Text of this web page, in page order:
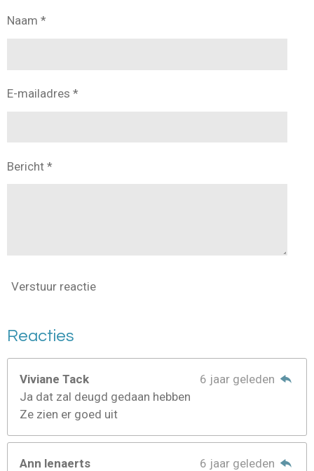
Naam *
E-mailadres *
Bericht *
Verstuur reactie
Reacties
Viviane Tack
6 jaar geleden
Ja dat zal deugd gedaan hebben
Ze zien er goed uit
Ann lenaerts
6 jaar geleden